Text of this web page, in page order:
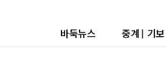
바둑뉴스 중계 | 기보